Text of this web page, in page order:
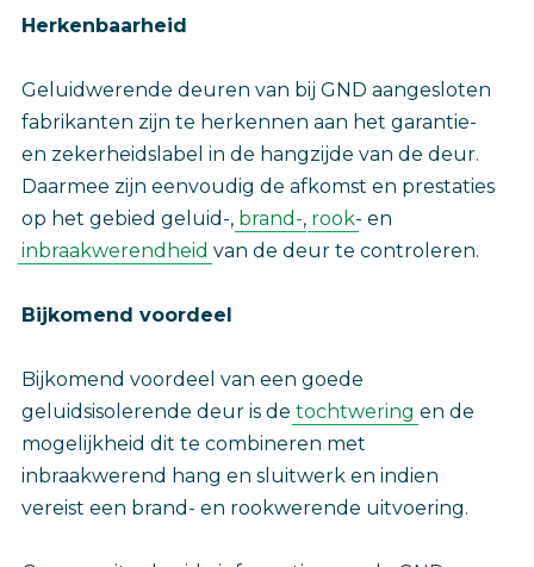
Herkenbaarheid
Geluidwerende deuren van bij GND aangesloten
fabrikanten zijn te herkennen aan het garantie-
en zekerheidslabel in de hangzijde van de deur.
Daarmee zijn eenvoudig de afkomst en prestaties
op het gebied geluid-, brand-, rook- en
inbraakwerendheid van de deur te controleren.
Bijkomend voordeel
Bijkomend voordeel van een goede
geluidsisolerende deur is de tochtwering en de
mogelijkheid dit te combineren met
inbraakwerend hang en sluitwerk en indien
vereist een brand- en rookwerende uitvoering.